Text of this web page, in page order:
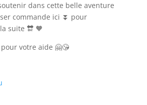
dans cette belle aventure
commande ici ⏬ pour
suite 🔛 🧡
votre aide 🤗😘